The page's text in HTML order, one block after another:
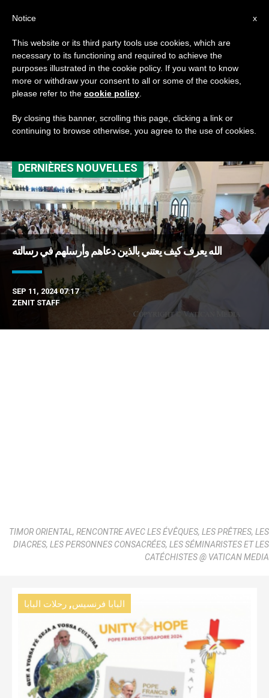
TAG
Posts Tagged ‘تيمور
الشرقيّة’
DERNIÈRES NOUVELLES
الله يعرف كيف يعتني بالذين دعاهم وأرسلهم في رسالته
SEP 11, 2024 07:17
ZENIT STAFF
TIMOR ORIENTAL, RENCONTRE AVEC LES ÉVÊQUES, LES PRÊTRES, LES
DIACRES, LES PERSONNES CONSACRÉES, LES SÉMINARISTES ET LES
CATÉCHISTES @ VATICAN MEDIA
البابا فرنسيس, رحلات البابا
x
Notice
This website or its third party tools use cookies, which are
necessary to its functioning and required to achieve the
purposes illustrated in the cookie policy. If you want to know
more or withdraw your consent to all or some of the cookies,
please refer to the cookie policy
By closing this banner, scrolling this page, clicking a link or
continuing to browse otherwise, you agree to the use of cookies.